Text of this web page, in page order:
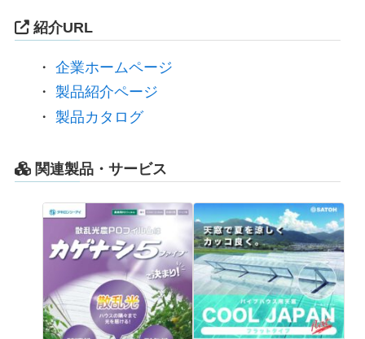
紹介URL
・ 企業ホームページ
・ 製品紹介ページ
・ 製品カタログ
関連製品・サービス